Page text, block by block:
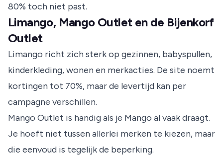
80% toch niet past.
Limango, Mango Outlet en de Bijenkorf
Outlet
Limango richt zich sterk op gezinnen, babyspullen,
kinderkleding, wonen en merkacties. De site noemt
kortingen tot 70%, maar de levertijd kan per
campagne verschillen.
Mango Outlet is handig als je Mango al vaak draagt.
Je hoeft niet tussen allerlei merken te kiezen, maar
die eenvoud is tegelijk de beperking.